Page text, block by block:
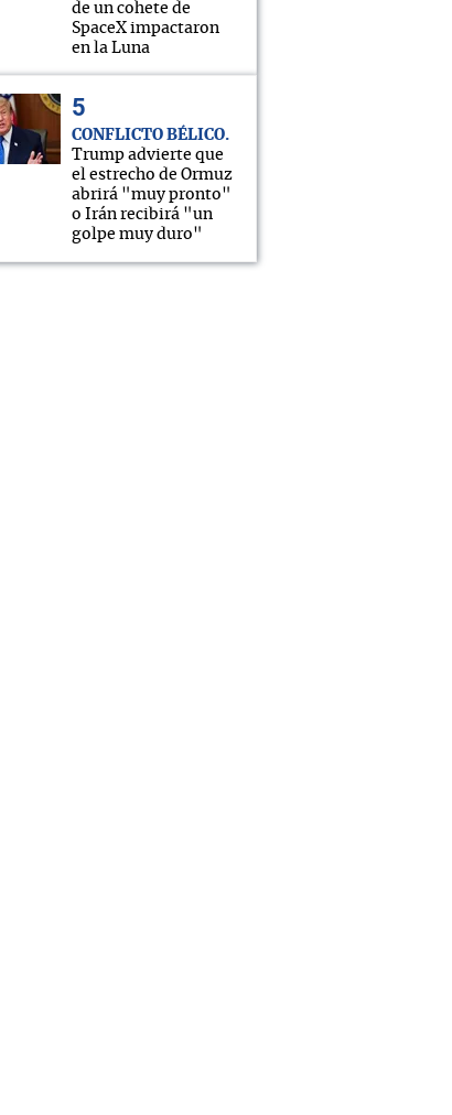
de un cohete de
SpaceX impactaron
en la Luna
CONFLICTO BÉLICO
Trump advierte que
el estrecho de Ormuz
abrirá "muy pronto"
o Irán recibirá "un
golpe muy duro"